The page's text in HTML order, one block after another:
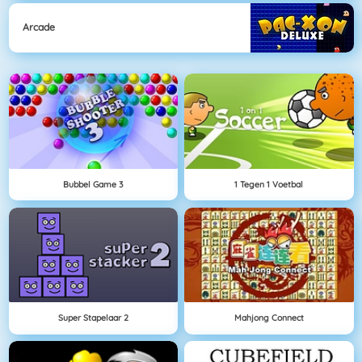
Arcade
Bubbel Game 3 1 Tegen 1 Voetbal
Super Stapelaar 2 Mahjong Connect